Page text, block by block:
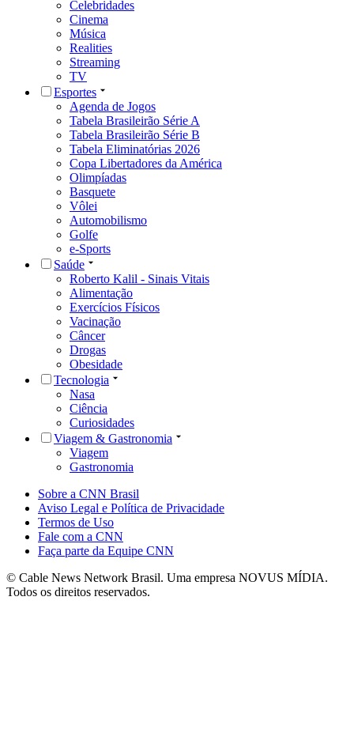
Celebridades
Cinema
Música
Realities
Streaming
TV
Esportes
Agenda de Jogos
Tabela Brasileirão Série A
Tabela Brasileirão Série B
Tabela Eliminatórias 2026
Copa Libertadores da América
Olimpíadas
Basquete
Vôlei
Automobilismo
Golfe
e-Sports
Saúde
Roberto Kalil - Sinais Vitais
Alimentação
Exercícios Físicos
Vacinação
Câncer
Drogas
Obesidade
Tecnologia
Nasa
Ciência
Curiosidades
Viagem & Gastronomia
Viagem
Gastronomia
Sobre a CNN Brasil
Aviso Legal e Política de Privacidade
Termos de Uso
Fale com a CNN
Faça parte da Equipe CNN
© Cable News Network Brasil. Uma empresa NOVUS MÍDIA.
Todos os direitos reservados.